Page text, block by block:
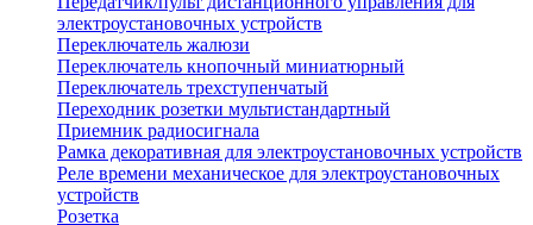
электроустановочных устройств
Переключатель жалюзи
Переключатель кнопочный миниатюрный
Переключатель трехступенчатый
Переходник розетки мультистандартный
Приемник радиосигнала
Рамка декоративная для электроустановочных устройств
Реле времени механическое для электроустановочных
устройств
Розетка